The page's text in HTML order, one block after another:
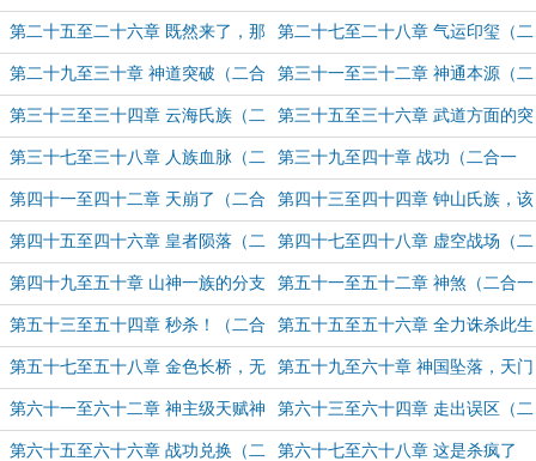
合一 求月票） （二合一 求月票）
第二十五至二十六章 既然来了，那
就别走吧！（二合一）
第二十七至二十八章 气运印玺（二
合一）
第二十九至三十章 神道突破（二合
一）
第三十一至三十二章 神通本源（二
合一）
第三十三至三十四章 云海氏族（二
合一 求月票）
第三十五至三十六章 武道方面的突
破（二合一 求月票）
第三十七至三十八章 人族血脉（二
合一 求月票）
第三十九至四十章 战功（二合一
求月票）
第四十一至四十二章 天崩了（二合
一 求月票）
第四十三至四十四章 钟山氏族，该
死！（二合一 求月票）
第四十五至四十六章 皇者陨落（二
合一 求月票）
第四十七至四十八章 虚空战场（二
合一 求月票）
第四十九至五十章 山神一族的分支
（二合一 求月票）
第五十一至五十二章 神煞（二合一
求月票）
第五十三至五十四章 秒杀！（二合
一，求月票）
第五十五至五十六章 全力诛杀此生
灵！（二合一 求月票）
第五十七至五十八章 金色长桥，无
垠虚空（二合一 求月票）
第五十九至六十章 神国坠落，天门
秘的强大（二合一 求月票）
第六十一至六十二章 神主级天赋神
通，护道者（二合一 求月票）
第六十三至六十四章 走出误区（二
合一 求月票）
第六十五至六十六章 战功兑换（二 第六十七至六十八章 这是杀疯了